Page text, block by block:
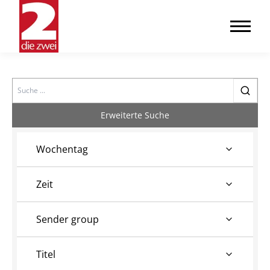
Search
Erweiterte Suche
Wochentag
Zeit
Sender group
Titel